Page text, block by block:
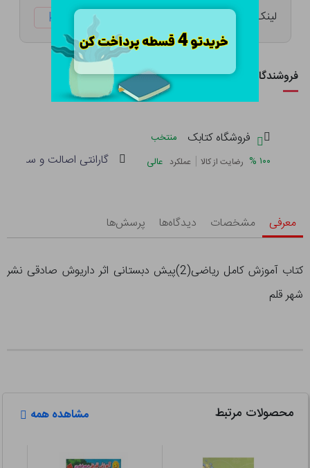
لینک کوتاه: ketabtala.com/sbp-52327
فروشندگان این کالا
فروشگاه کتابک
منتخب
۱۰۰ % رضایت از کالا | عملکرد عالی گارانتی اصالت و سلامت
معرفی مشخصات دیدگاه‌ها پرسش‌ها
کتاب آموزش کامل ریاضی(2)پیش دبستانی اثر داریوش صادقی نشر
شهر قلم
محصولات مرتبط مشاهده همه